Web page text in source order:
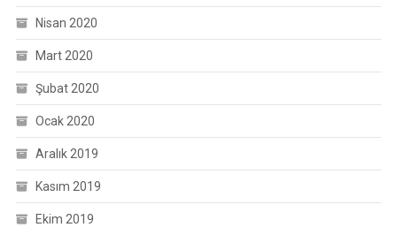
Nisan 2020
Mart 2020
Şubat 2020
Ocak 2020
Aralık 2019
Kasım 2019
Ekim 2019